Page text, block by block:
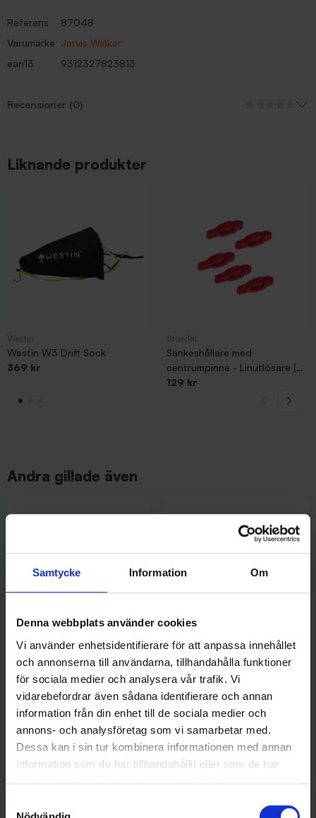
Samtycke Information Om
Denna webbplats använder cookies
Vi använder enhetsidentifierare för att anpassa innehållet
och annonserna till användarna, tillhandahålla funktioner
för sociala medier och analysera vår trafik. Vi
vidarebefordrar även sådana identifierare och annan
information från din enhet till de sociala medier och
annons- och analysföretag som vi samarbetar med.
Dessa kan i sin tur kombinera informationen med annan
information som du har tillhandahållit eller som de har
samlat in när du har använt deras tjänster.
Referens
87048
Varumärke Jarvis Walker
ean13
9312327823813
Recensioner (0)
Liknande produkter
Westin W3 Drift Sock
369 kr
Sänkeshållare med
centrumpinne - Linutlösare (5-
pack)
129 kr
Andra gillade även
SPRO
Spro Salty Beast Mega Jig
Shad 470g, Pollack
289 kr
Jarvis Walker
Jarvis Walker Drivankare 76
cm
249 kr
16 andra produkter i samma kategori: